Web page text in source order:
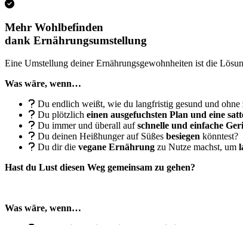
Mehr Wohlbefinden
dank Ernährungsumstellung
Eine Umstellung deiner Ernährungsgewohnheiten ist die
Was wäre, wenn…
Du endlich weißt, wie du langfristig gesund und
Du plötzlich einen ausgefuchsten Plan und eine
Du immer und überall aufschnelle und einfache
Du deinen Heißhunger auf Süßes besiegen könntest?
Du dir die vegane Ernährung zu Nutze machst, um
Hast du Lust diesen Weg gemeinsam zu gehen?
Was wäre, wenn…